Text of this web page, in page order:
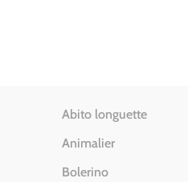
Abito longuette
Animalier
Bolerino